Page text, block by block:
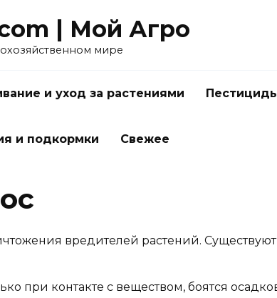
| Мой Агро
мире
и уход за растениями
и подкормки Свежее
вредителей растений. Существуют
при контакте с веществом, боятся